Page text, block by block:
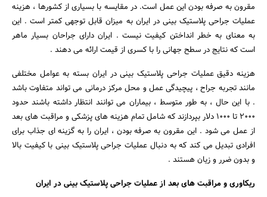
جستجو
مقرون به صرفه بودن این عمل است. در مقایسه با بسیاری از کشورها ، هزینه
عملیات جراحی پلاستیک بینی در ایران به میزان قابل توجهی کمتر است . این
به معنای به خطر انداختن کیفیت نیست . ایران دارای جراحان بسیار ماهر
است که نتایج در سطح جهانی را با کسری از قیمت ارائه می دهند .
هزینه دقیق عملیات جراحی پلاستیک بینی در ایران بسته به عوامل مختلفی
مانند تجربه جراح ، پیچیدگی عمل و محل مرکز درمانی می تواند متفاوت باشد
. با این حال ، به طور متوسط ، بیماران می توانند انتظار داشته باشند حدود
2000 تا 1000 دلار بپردازند که شامل تمام هزینه های پزشکی و مراقبت های بعد
از عمل می شود . این مقرون به صرفه بودن ، ایران را به گزینه ای جذاب برای
افرادی تبدیل می کند که به دنبال عملیات جراحی پلاستیک بینی با کیفیت بالا
و بدون ضرر و زیان هستند .
ریکاوری و مراقبت های بعد از عملیات جراحی پلاستیک بینی در ایران